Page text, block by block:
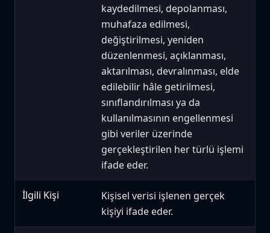
kaydedilmesi, depolanması,
muhafaza edilmesi,
değiştirilmesi, yeniden
düzenlenmesi, açıklanması,
aktarılması, devralınması, elde
edilebilir hâle getirilmesi,
sınıflandırılması ya da
kullanılmasının engellenmesi
gibi veriler üzerinde
gerçekleştirilen her türlü işlemi
ifade eder.
İlgili Kişi
Kişisel verisi işlenen gerçek
kişiyi ifade eder.